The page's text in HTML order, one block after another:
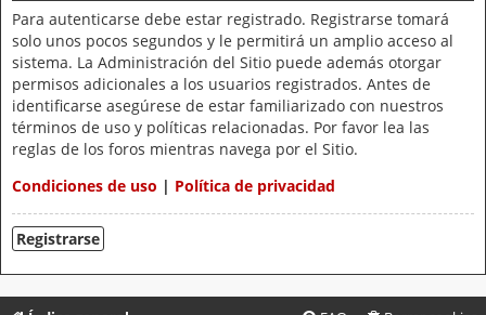
Para autenticarse debe estar registrado. Registrarse tomará
solo unos pocos segundos y le permitirá un amplio acceso al
sistema. La Administración del Sitio puede además otorgar
permisos adicionales a los usuarios registrados. Antes de
identificarse asegúrese de estar familiarizado con nuestros
términos de uso y políticas relacionadas. Por favor lea las
reglas de los foros mientras navega por el Sitio.
Condiciones de uso | Política de privacidad
Registrarse